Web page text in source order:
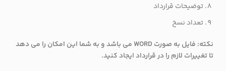
توضیحات قرارداد
تعداد نسخ
نکته: فایل به صورت WORD می باشد و به شما این امکان را می دهد
تا تغییرات لازم را در قرارداد ایجاد کنید.